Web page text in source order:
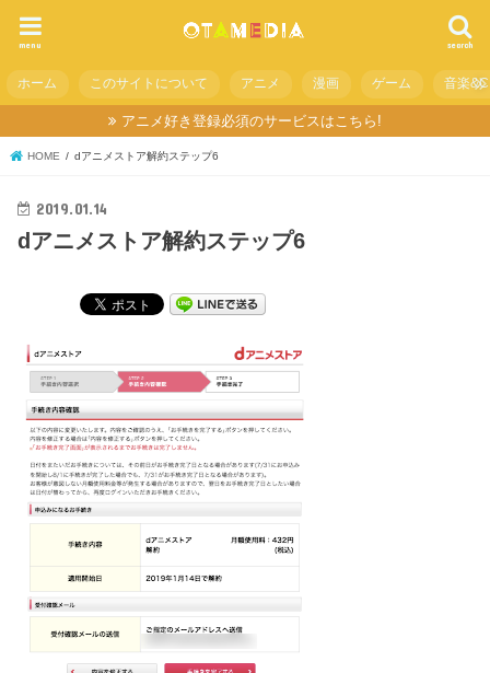
search
menu
ホーム このサイトについて アニメ 漫画 ゲーム 音楽
アニメ好き登録必須のサービスはこちら!
HOME dアニメストア解約ステップ6
2019.01.14
dアニメストア解約ステップ6